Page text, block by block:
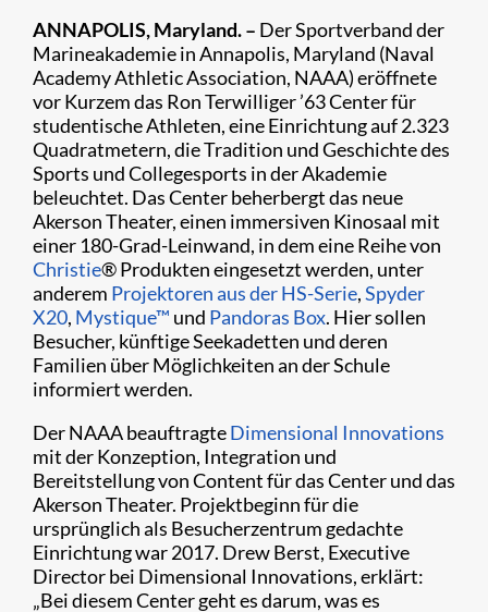
ANNAPOLIS, Maryland. – Der Sportverband der
Marineakademie in Annapolis, Maryland (Naval
Academy Athletic Association, NAAA) eröffnete
vor Kurzem das Ron Terwilliger ’63 Center für
studentische Athleten, eine Einrichtung auf 2.323
Quadratmetern, die Tradition und Geschichte des
Sports und Collegesports in der Akademie
beleuchtet. Das Center beherbergt das neue
Akerson Theater, einen immersiven Kinosaal mit
einer 180-Grad-Leinwand, in dem eine Reihe von
Christie® Produkten eingesetzt werden, unter
anderem Projektoren aus der HS-Serie,Spyder
X20, Mystique™ und Pandoras Box. Hier sollen
Besucher, künftige Seekadetten und deren
Familien über Möglichkeiten an der Schule
informiert werden.
Der NAAA beauftragteDimensional Innovations
mit der Konzeption, Integration und
Bereitstellung von Content für das Center und das
Akerson Theater. Projektbeginn für die
ursprünglich als Besucherzentrum gedachte
Einrichtung war 2017. Drew Berst, Executive
Director bei Dimensional Innovations, erklärt:
„Bei diesem Center geht es darum, was es